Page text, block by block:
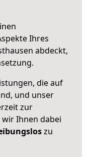
Ihres
abdeckt,
die auf
und unser
zur
Ihnen dabei
zu